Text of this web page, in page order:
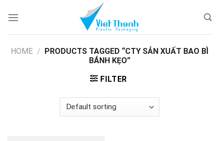
HOME / PRODUCTS TAGGED “CTY SẢN XUẤT BAO BÌ
BÁNH KẸO”
FILTER